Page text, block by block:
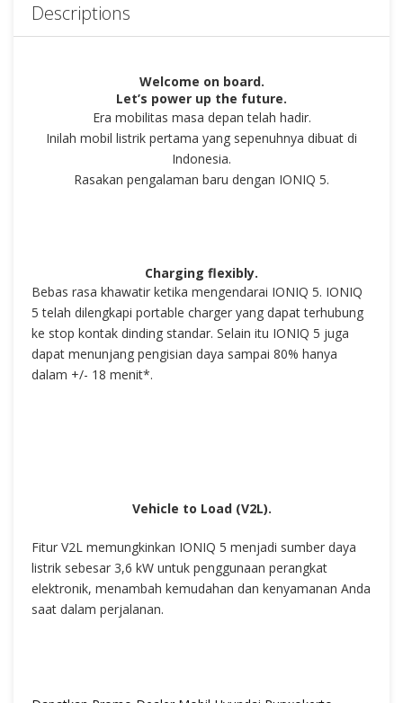
Descriptions
Welcome on board.
Let’s power up the future.
Era mobilitas masa depan telah hadir.
Inilah mobil listrik pertama yang sepenuhnya dibuat di
Indonesia.
Rasakan pengalaman baru dengan IONIQ 5.
Charging flexibly.
Bebas rasa khawatir ketika mengendarai IONIQ 5. IONIQ
5 telah dilengkapi portable charger yang dapat terhubung
ke stop kontak dinding standar. Selain itu IONIQ 5 juga
dapat menunjang pengisian daya sampai 80% hanya
dalam +/- 18 menit*.
Vehicle to Load (V2L).
Fitur V2L memungkinkan IONIQ 5 menjadi sumber daya
listrik sebesar 3,6 kW untuk penggunaan perangkat
elektronik, menambah kemudahan dan kenyamanan Anda
saat dalam perjalanan.